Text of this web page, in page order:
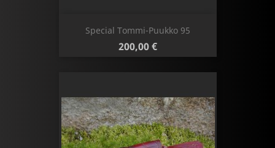
Special Tommi-Puukko 95
Hinta
200,00 €